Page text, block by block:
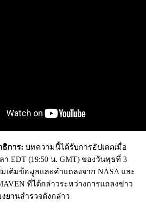
ธิการ: บทความนี้ได้รับการอัปเดตเมื่อ
า EDT (19:50 น. GMT) ของวันพุธที่ 3
มเติมข้อมูลและคำแถลงจาก NASA และ
ที่ได้กล่าวระหว่างการแถลงข่าว
ยานสำรวจดังกล่าว